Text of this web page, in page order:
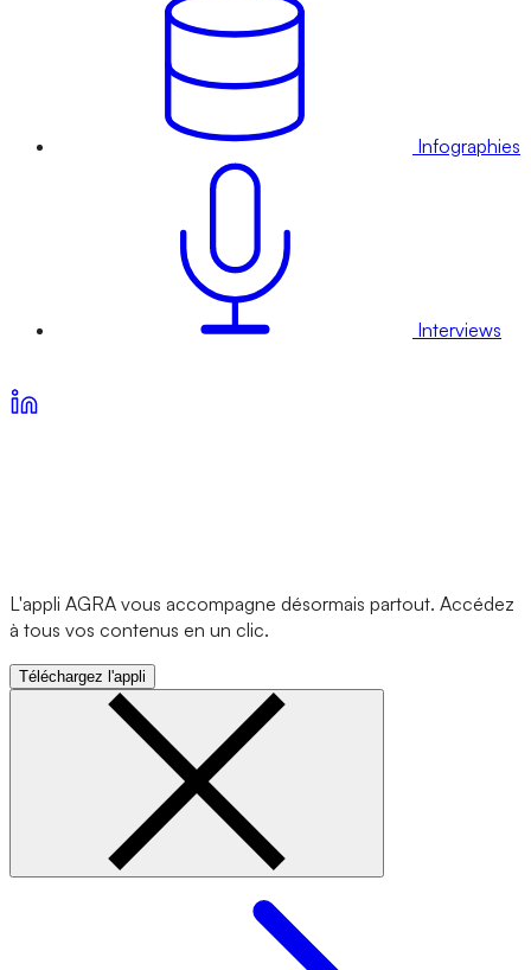
Infographies
Interviews
L'appli AGRA vous accompagne désormais partout. Accédez
à tous vos contenus en un clic.
Téléchargez l'appli